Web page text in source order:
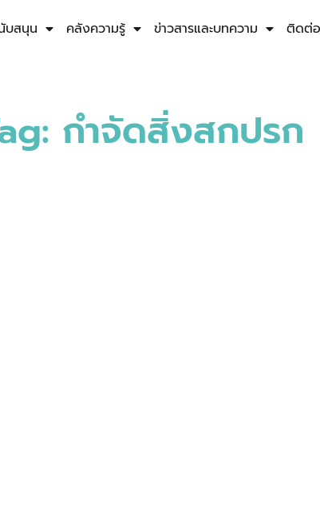
บสนุน คลังความรู้ ข่าวสารและบทความ ติดต่อ
กำจัดสิ่งสกปรก